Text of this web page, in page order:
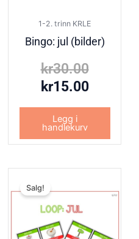
1-2. trinn KRLE
Bingo: jul (bilder)
kr30.00
kr15.00
Legg i
handlekurv
Salg!
pris
pris